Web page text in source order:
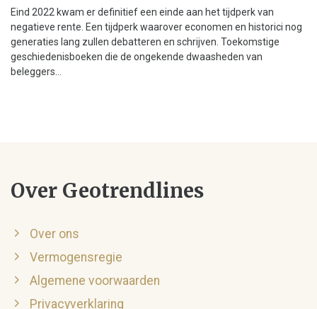
Eind 2022 kwam er definitief een einde aan het tijdperk van
negatieve rente. Een tijdperk waarover economen en historici nog
generaties lang zullen debatteren en schrijven. Toekomstige
geschiedenisboeken die de ongekende dwaasheden van
beleggers...
Over Geotrendlines
Over ons
Vermogensregie
Algemene voorwaarden
Privacyverklaring